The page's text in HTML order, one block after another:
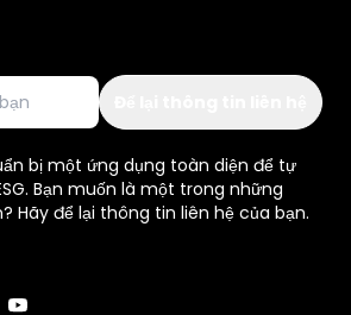
bị một ứng dụng toàn diện để tự
Bạn muốn là một trong những
Hãy để lại thông tin liên hệ của bạn.